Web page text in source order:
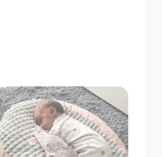
Plage
de
prix :
25,00€
à
27,00€
Ce
produit
a
plusieurs